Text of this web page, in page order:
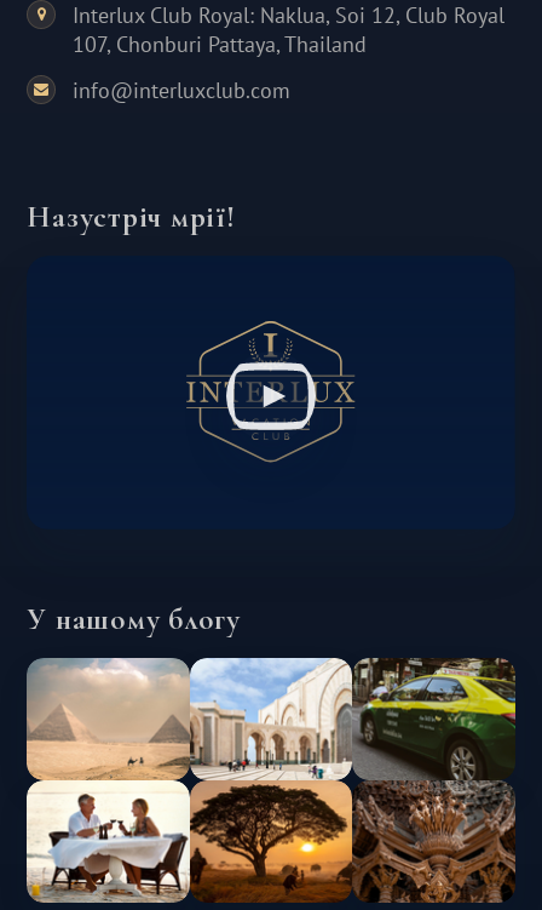
Interlux Club Royal: Naklua, Soi 12, Club Royal
107, Chonburi Pattaya, Thailand
info@interluxclub.com
Назустріч мрії!
У нашому блогу